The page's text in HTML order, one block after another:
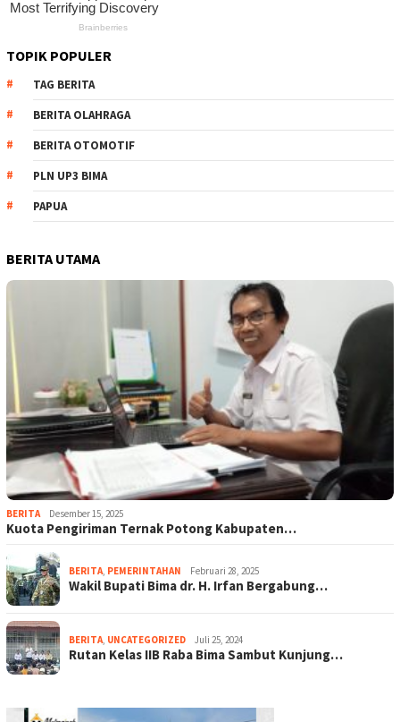
TOPIK POPULER
TAG BERITA
BERITA OLAHRAGA
BERITA OTOMOTIF
PLN UP3 BIMA
PAPUA
BERITA UTAMA
BERITA Desember 15, 2025
Kuota Pengiriman Ternak Potong Kabupaten…
BERITA, PEMERINTAHAN Februari 28, 2025
Wakil Bupati Bima dr. H. Irfan Bergabung…
BERITA, UNCATEGORIZED Juli 25, 2024
Rutan Kelas IIB Raba Bima Sambut Kunjung…